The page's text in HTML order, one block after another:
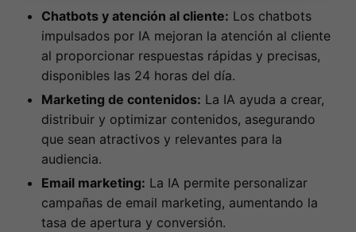
Chatbots y atención al cliente: Los chatbots
impulsados por IA mejoran la atención al cliente
al proporcionar respuestas rápidas y precisas,
disponibles las 24 horas del día.
Marketing de contenidos: La IA ayuda a crear,
distribuir y optimizar contenidos, asegurando
que sean atractivos y relevantes para la
audiencia.
Email marketing: La IA permite personalizar
campañas de email marketing, aumentando la
tasa de apertura y conversión.